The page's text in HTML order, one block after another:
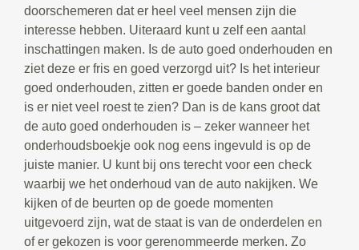
doorschemeren dat er heel veel mensen zijn die
interesse hebben. Uiteraard kunt u zelf een aantal
inschattingen maken. Is de auto goed onderhouden en
ziet deze er fris en goed verzorgd uit? Is het interieur
goed onderhouden, zitten er goede banden onder en
is er niet veel roest te zien? Dan is de kans groot dat
de auto goed onderhouden is – zeker wanneer het
onderhoudsboekje ook nog eens ingevuld is op de
juiste manier. U kunt bij ons terecht voor een check
waarbij we het onderhoud van de auto nakijken. We
kijken of de beurten op de goede momenten
uitgevoerd zijn, wat de staat is van de onderdelen en
of er gekozen is voor gerenommeerde merken. Zo